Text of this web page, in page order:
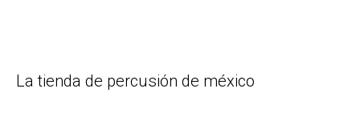
La tienda de percusión de méxico